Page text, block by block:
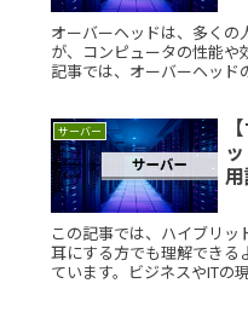
オーバーヘッドは、多くの
が、コンピュータの性能や
記事では、オーバーヘッド
サーバー
この記事では、ハイブリッ
耳にする方でも理解できる
ています。ビジネスやITの